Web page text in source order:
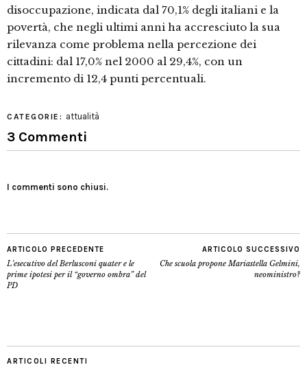
disoccupazione, indicata dal 70,1% degli italiani e la
povertà, che negli ultimi anni ha accresciuto la sua
rilevanza come problema nella percezione dei
cittadini: dal 17,0% nel 2000 al 29,4%, con un
incremento di 12,4 punti percentuali.
CATEGORIE: attualità
3 Commenti
I commenti sono chiusi.
ARTICOLO PRECEDENTE
L’esecutivo del Berlusconi quater e le
prime ipotesi per il “governo ombra” del
PD
ARTICOLO SUCCESSIVO
Che scuola propone Mariastella Gelmini,
neoministro?
ARTICOLI RECENTI